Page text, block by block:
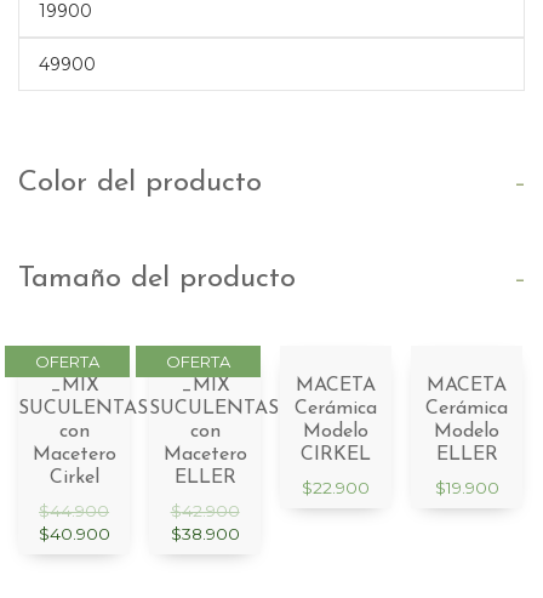
Color del producto -
Tamaño del producto -
_MIX
SUCULENTAS
con
Macetero
Cirkel
$44.900
$40.900
_MIX
SUCULENTAS
con
Macetero
ELLER
$42.900
$38.900
MACETA
Cerámica
Modelo
CIRKEL
$22.900
MACETA
Cerámica
Modelo
ELLER
$19.900